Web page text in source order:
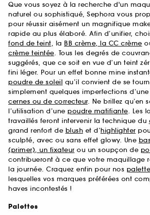
Que vous soyez à la recherche d'un
naturel ou sophistiqué, Sephora vous
pour réussir aisément un magnifique
rapide au plus élaboré. Afin d’unifier,
fond de teint, la BB crème, la CC crème
crème teintée. Tous les degrés de
suggérés, que ce soit en vue d’un teint
fini léger. Pour un effet bonne mine
poudre de soleil qu’il convient de se
simplement quelques imperfections d’une
cernes ou de correcteur. Ne brillez qu’en
l’utilisation d’une poudre matifiante. Les
travaillés feront intervenir la technique du
grand renfort de blush et d’highlighter
sculpté, avec ou sans effet glowy. Une
(primer), un fixateur ou un soupçon de
contribueront à ce que votre maquillage
la journée. Craquez enfin pour nos
lesquelles vos marques préférées ont
haves incontestés !
Palettes